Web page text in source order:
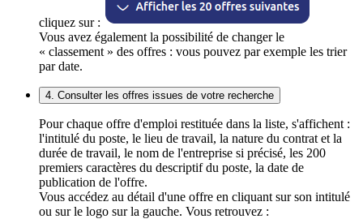
cliquez sur :
Vous avez également la possibilité de changer le
« classement » des offres : vous pouvez par exemple les trier
par date.
4. Consulter les offres issues de votre recherche
Pour chaque offre d'emploi restituée dans la liste, s'affichent :
l'intitulé du poste, le lieu de travail, la nature du contrat et la
durée de travail, le nom de l'entreprise si précisé, les 200
premiers caractères du descriptif du poste, la date de
publication de l'offre.
Vous accédez au détail d'une offre en cliquant sur son intitulé
ou sur le logo sur la gauche. Vous retrouvez :